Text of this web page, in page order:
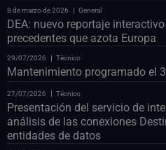
8 de marzo de 2026 General
DEA: nuevo reportaje
precedentes que azota Europa
29/07/2026 Técnico
Mantenimiento programado el
27/07/2026 Técnico
Presentación del servicio de
análisis de las conexiones
entidades de datos